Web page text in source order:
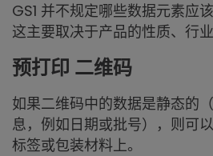
GS1 并不规定哪些数据元素应
这主要取决于产品的性质、行
预打印 二维码
如果二维码中的数据是静态的
息，例如日期或批号），则可
标签或包装材料上。